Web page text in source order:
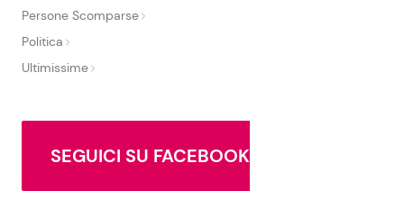
Persone Scomparse
Politica
Ultimissime
SEGUICI SU FACEBOOK